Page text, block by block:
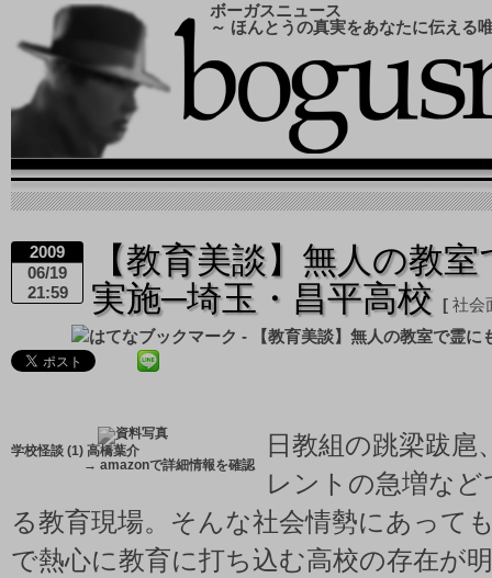
ボーガスニュース
～ ほんとうの真実をあなたに伝える
2009
06/19
21:59
【教育美談】無人の教
実施─埼玉・昌平高校
社会
学校怪談 (1) 高橋葉介
→ amazonで詳細情報を確認
日教組の跳梁跋
レントの急増な
る教育現場。そんな社会情勢にあって
で熱心に教育に打ち込む高校の存在が